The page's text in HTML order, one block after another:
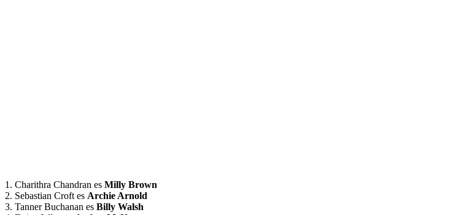
1. Charithra Chandran es Milly Brown
2. Sebastian Croft es Archie Arnold
3. Tanner Buchanan es Billy Walsh